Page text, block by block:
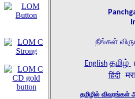
நீங்கள்
English தமிழ்
हिंदी
தமிழில் விவரங்கள்